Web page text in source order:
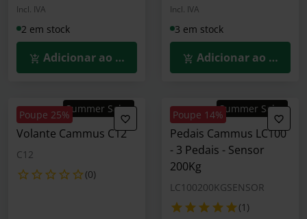
Incl. IVA
2 em stock
Adicionar ao Carrinho
Incl. IVA
3 em stock
Adicionar ao
Poupe 25%Summer Sales
Volante Cammus C12
C12
(0)
Poupe 14%Summer Sales
Pedais Cammus LC100
- 3 Pedais - Sensor
200Kg
LC100200KGSENSOR
(1)